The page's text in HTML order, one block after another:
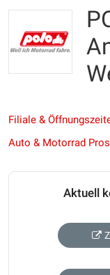
Filiale &
Auto & Motorrad
Aktuell